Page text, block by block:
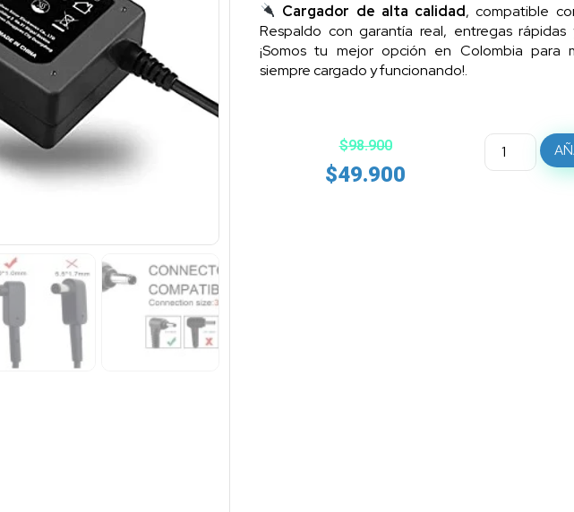
Cargador de alta calidad, compatible
Respaldo con garantía real, entregas
¡Somos tu mejor opción en Colombia para
siempre cargado y funcionando!.
$98.900
$49.900